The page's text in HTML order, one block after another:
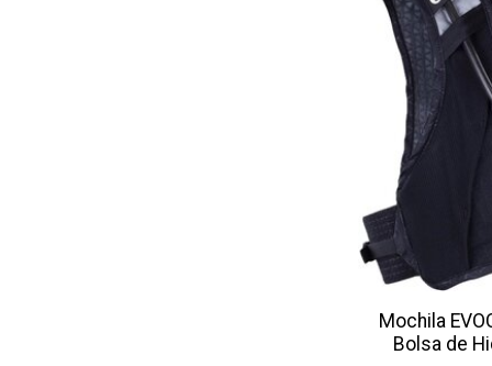
Mochila
Bolsa de